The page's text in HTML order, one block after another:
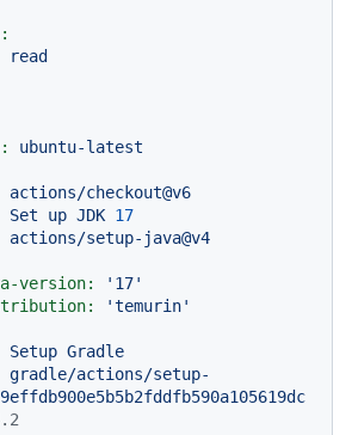
read
ubuntu-latest
actions/checkout@v6
Set up JDK 17
actions/setup-java@v4
version:
'17'
'temurin'
Setup Gradle
gradle/actions/setup-